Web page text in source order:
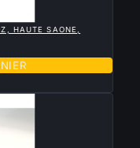
HAUTE SAONE,